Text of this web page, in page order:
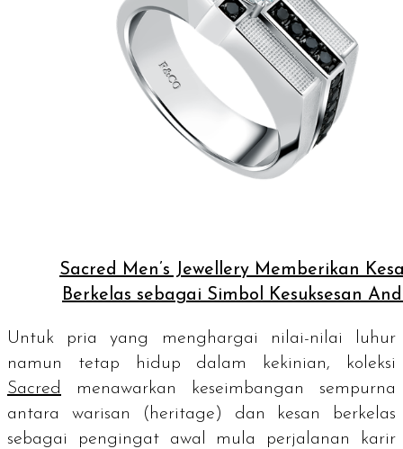
Sacred Men’s Jewellery Memberikan
Berkelas sebagai Simbol Kesuksesan
Untuk pria yang menghargai nilai-nilai luhur
namun tetap hidup dalam kekinian, koleksi
Sacred
menawarkan keseimbangan sempurna
antara warisan ( heritage ) dan kesan berkelas
sebagai pengingat awal mula perjalanan karir